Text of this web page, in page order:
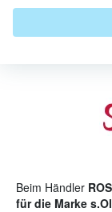
Beim Händler
für die Marke